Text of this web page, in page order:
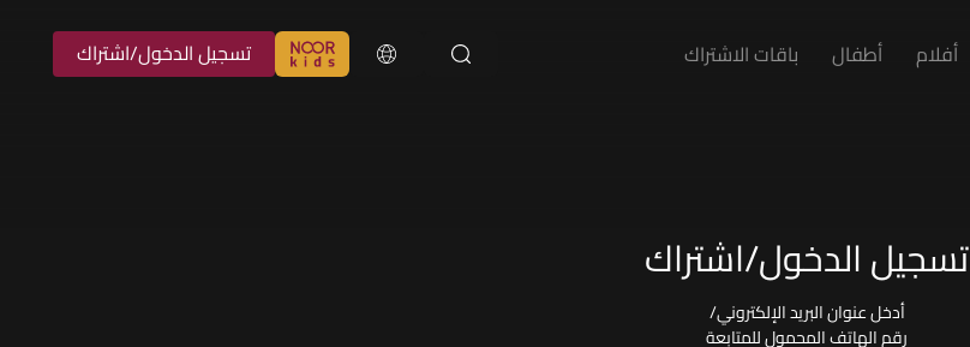
أفلام أطفال باقات الاشتراك تسجيل الدخول/اشتراك
تسجيل الدخول/اشتراك
أدخل عنوان البريد الإلكتروني/
رقم الهاتف المحمول للمتابعة